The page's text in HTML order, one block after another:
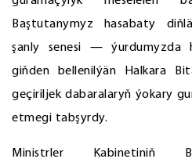
Baştutanymyz hasabaty
şanly senesi — ýurdumyzda
giňden bellenilýän Halkara
geçiriljek dabaralaryň ýokary
etmegi tabşyrdy.
Ministrler Kabinetiniň